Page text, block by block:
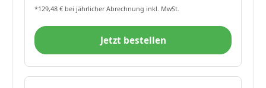
*129,48 € bei jährlicher Abrechnung inkl. MwSt.
Jetzt bestellen